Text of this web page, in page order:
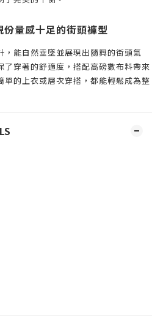
量感十足的街頭褲型
，能自然垂墜並展現出隨興的街頭氣
了穿著的舒適度，搭配高磅數布料帶來
單的上衣或層次穿搭，都能輕鬆成為整